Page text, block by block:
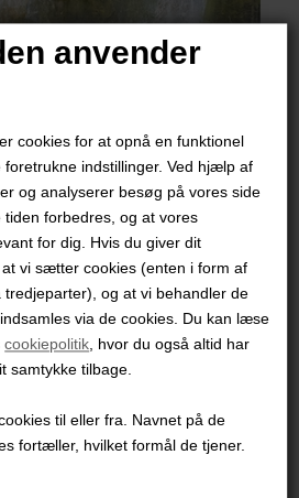
anvender
cookies for at opnå en funktionel
indstillinger. Ved hjælp af
og analyserer besøg på vores side
tiden forbedres, og at vores
for dig. Hvis du giver dit
vi sætter cookies (enten i form af
og at vi behandler de
via de cookies. Du kan læse
cookiepolitik, hvor du også altid har
samtykke tilbage.
til eller fra. Navnet på de
fortæller, hvilket formål de tjener.